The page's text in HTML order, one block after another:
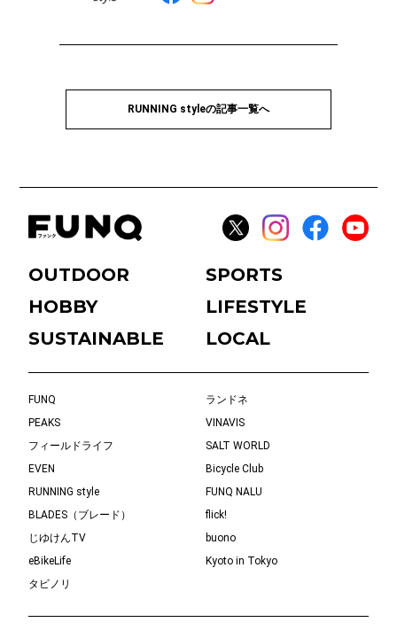
RUNNING styleの記事一覧へ
OUTDOOR
SPORTS
HOBBY
LIFESTYLE
SUSTAINABLE
LOCAL
FUNQ
ランドネ
PEAKS
VINAVIS
フィールドライフ
SALT WORLD
EVEN
Bicycle Club
RUNNING style
FUNQ NALU
BLADES（ブレード）
flick!
じゆけんTV
buono
eBikeLife
Kyoto in Tokyo
タビノリ